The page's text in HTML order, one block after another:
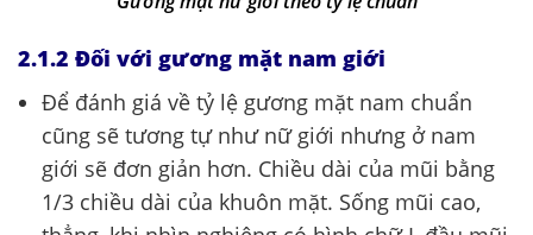
2.1.2 Đối với gương mặt nam giới
Để đánh giá về tỷ lệ gương mặt nam chuẩn
cũng sẽ tương tự như nữ giới nhưng ở nam
giới sẽ đơn giản hơn. Chiều dài của mũi bằng
1/3 chiều dài của khuôn mặt. Sống mũi cao,